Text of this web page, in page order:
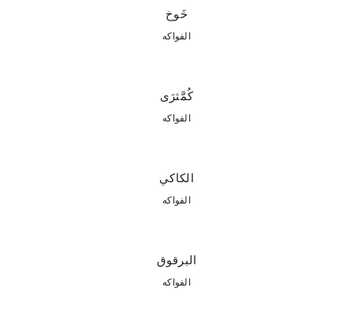
خَوخ
الفواكه
كُمَّثرَى
الفواكه
الكاكي
الفواكه
البرقوق
الفواكه